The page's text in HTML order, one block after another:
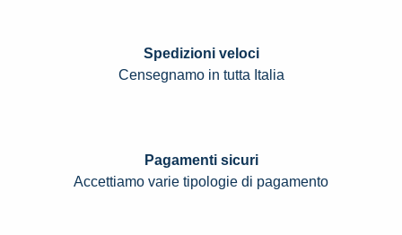
Spedizioni veloci
Censegnamo in tutta Italia
Pagamenti sicuri
Accettiamo varie tipologie di pagamento